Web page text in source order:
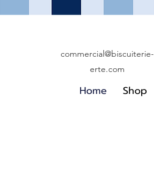
Home Shop
commercial@biscuiterie-
erte.com